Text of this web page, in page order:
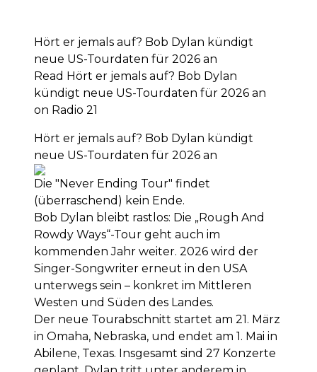
Hört er jemals auf? Bob Dylan kündigt
neue US-Tourdaten für 2026 an
Read Hört er jemals auf? Bob Dylan
kündigt neue US-Tourdaten für 2026 an
on Radio 21
Hört er jemals auf? Bob Dylan kündigt
neue US-Tourdaten für 2026 an
Die "Never Ending Tour" findet
(überraschend) kein Ende.
Bob Dylan bleibt rastlos: Die „Rough And
Rowdy Ways“-Tour geht auch im
kommenden Jahr weiter. 2026 wird der
Singer-Songwriter erneut in den USA
unterwegs sein – konkret im Mittleren
Westen und Süden des Landes.
Der neue Tourabschnitt startet am 21. März
in Omaha, Nebraska, und endet am 1. Mai in
Abilene, Texas. Insgesamt sind 27 Konzerte